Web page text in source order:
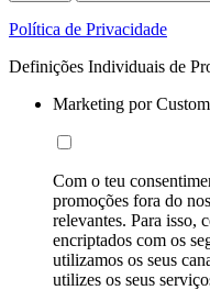
Política de Privacidade
Definições Individuais de
Marketing por
Com o teu
promoções fora do
relevantes. Para isso,
encriptados com os
utilizamos os seus
utilizes os seus